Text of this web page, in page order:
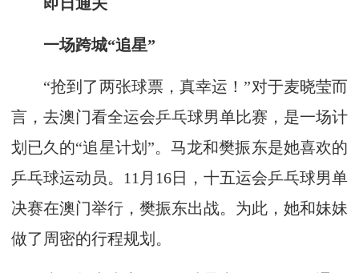
一场跨城“追星”
“抢到了两张球票，真幸运！”对于麦晓莹而
言，去澳门看全运会乒乓球男单比赛，是一场计
划已久的“追星计划”。马龙和樊振东是她喜欢的
乒乓球运动员。11月16日，十五运会乒乓球男单
决赛在澳门举行，樊振东出战。为此，她和妹妹
做了周密的行程规划。